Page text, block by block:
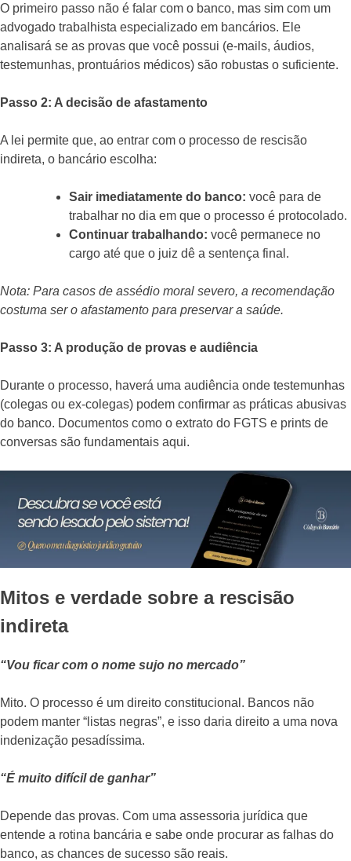
O primeiro passo não é falar com o banco, mas sim com um
advogado trabalhista especializado em bancários. Ele
analisará se as provas que você possui (e-mails, áudios,
testemunhas, prontuários médicos) são robustas o suficiente.
Passo 2: A decisão de afastamento
A lei permite que, ao entrar com o processo de rescisão
indireta, o bancário escolha:
Sair imediatamente do banco: você para de
trabalhar no dia em que o processo é protocolado.
Continuar trabalhando: você permanece no
cargo até que o juiz dê a sentença final.
Nota: Para casos de assédio moral severo, a recomendação
costuma ser o afastamento para preservar a saúde.
Passo 3: A produção de provas e audiência
Durante o processo, haverá uma audiência onde testemunhas
(colegas ou ex-colegas) podem confirmar as práticas abusivas
do banco. Documentos como o extrato do FGTS e prints de
conversas são fundamentais aqui.
Mitos e verdade sobre a rescisão
indireta
“Vou ficar com o nome sujo no mercado”
Mito. O processo é um direito constitucional. Bancos não
podem manter “listas negras”, e isso daria direito a uma nova
indenização pesadíssima.
“É muito difícil de ganhar”
Depende das provas. Com uma assessoria jurídica que
entende a rotina bancária e sabe onde procurar as falhas do
banco, as chances de sucesso são reais.